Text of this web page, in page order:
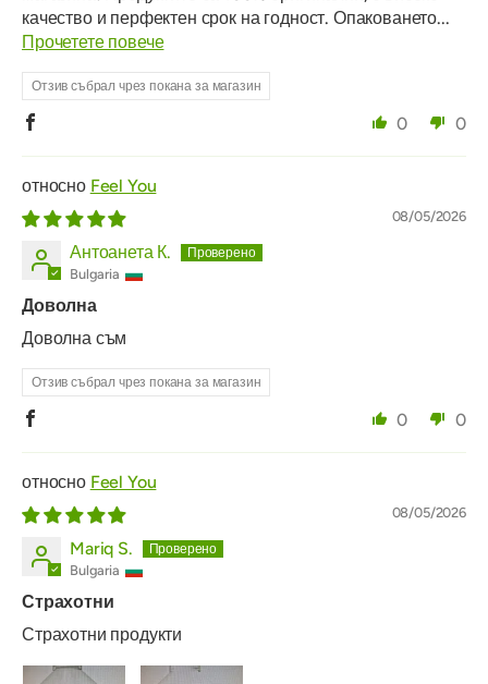
качество и перфектен срок на годност. Опаковането...
Прочетете повече
Отзив събрал чрез покана за магазин
0 0
Feel You
08/05/2026
Антоанета К.
Bulgaria
Доволна
Доволна съм
Отзив събрал чрез покана за магазин
0 0
Feel You
08/05/2026
Mariq S.
Bulgaria
Страхотни
Страхотни продукти